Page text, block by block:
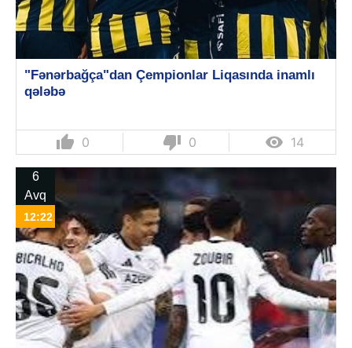
"Fənərbağça"dan Çempionlar Liqasında inamlı
qələbə
thumb_up 0 thumb_down 0  14
6
Avq
12:22